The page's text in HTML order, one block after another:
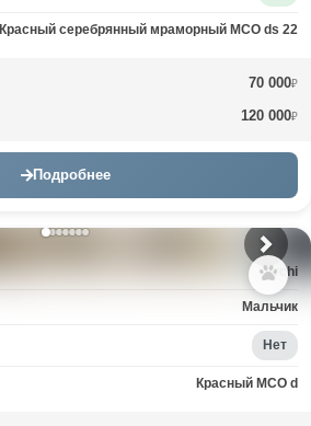
Красный серебрянный мраморный MCO ds 22
70 000₽
120 000₽
Подробнее
Archi
Мальчик
Нет
Красный MCO d